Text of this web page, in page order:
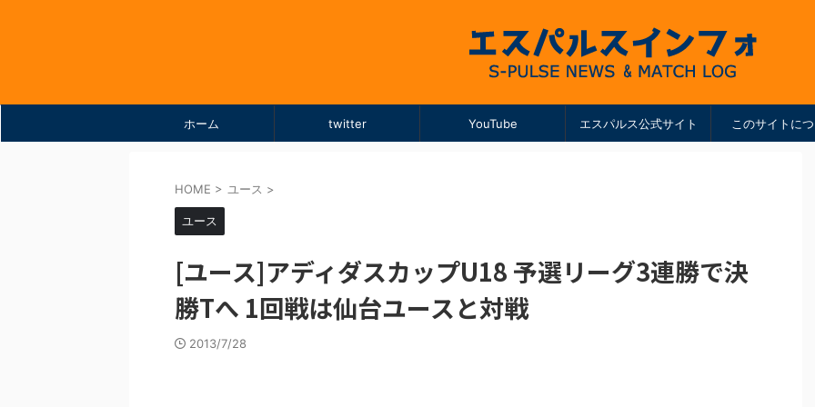
ホーム twitter YouTube エスパルス公式サイト このサイトに
HOME > ユース >
ユース
[ユース]アディダスカップU18 予選リーグ3連勝で決
勝Tへ 1回戦は仙台ユースと対戦
2013/7/28